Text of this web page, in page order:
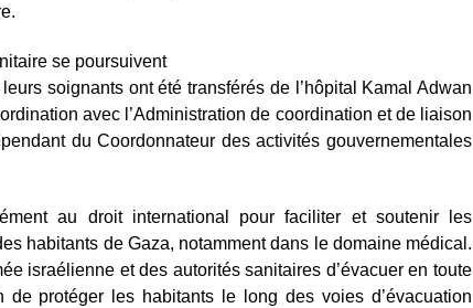
se poursuivent
soignants ont été transférés de l’hôpital Kamal Adwan
avec l’Administration de coordination et de liaison
du Coordonnateur des activités gouvernementales
au droit international pour faciliter et soutenir les
habitants de Gaza, notamment dans le domaine médical.
israélienne et des autorités sanitaires d’évacuer en toute
protéger les habitants le long des voies d’évacuation